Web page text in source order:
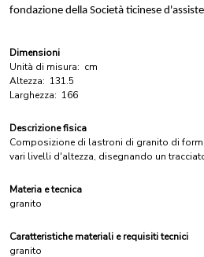
fondazione della Società ticinese
Dimensioni
Unità di misura: cm
Altezza: 131.5
Larghezza: 166
Descrizione fisica
Composizione di lastroni di granito di
vari livelli d'altezza, disegnando un
Materia e tecnica
granito
Caratteristiche materiali e requisiti tecnici
granito